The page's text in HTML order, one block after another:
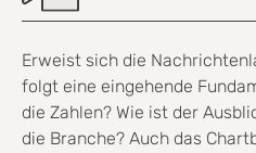
Erweist sich die
folgt eine eingehende
die Zahlen? Wie ist der
die Branche? Auch das